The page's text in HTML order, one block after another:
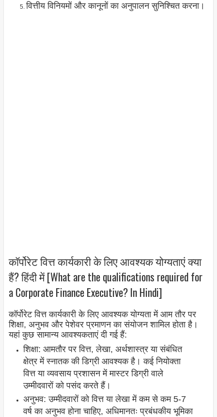
वित्तीय विनियमों और कानूनों का अनुपालन सुनिश्चित करना।
कॉर्पोरेट वित्त कार्यकारी के लिए आवश्यक योग्यताएं क्या
हैं? हिंदी में [What are the qualifications required for
a Corporate Finance Executive? In Hindi]
कॉर्पोरेट वित्त कार्यकारी के लिए आवश्यक योग्यता में आम तौर पर
शिक्षा, अनुभव और पेशेवर प्रमाणन का संयोजन शामिल होता है।
यहां कुछ सामान्य आवश्यकताएं दी गई हैं:
शिक्षा: आमतौर पर वित्त, लेखा, अर्थशास्त्र या संबंधित
क्षेत्र में स्नातक की डिग्री आवश्यक है। कई नियोक्ता
वित्त या व्यवसाय प्रशासन में मास्टर डिग्री वाले
उम्मीदवारों को पसंद करते हैं।
अनुभव: उम्मीदवारों को वित्त या लेखा में कम से कम 5-7
वर्ष का अनुभव होना चाहिए, अधिमानतः प्रबंधकीय भूमिका